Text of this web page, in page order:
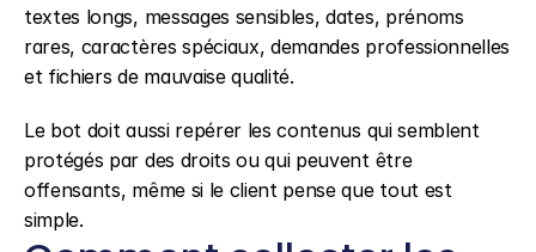
textes longs, messages sensibles, dates, prénoms
rares, caractères spéciaux, demandes professionnelles
et fichiers de mauvaise qualité.
Le bot doit aussi repérer les contenus qui semblent
protégés par des droits ou qui peuvent être
offensants, même si le client pense que tout est
simple.